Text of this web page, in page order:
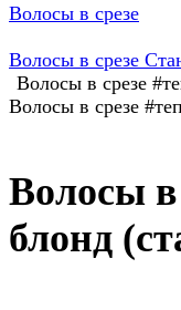
Волосы в срезе
Волосы в срезе
Волосы в срезе
Волосы в срезе
Волосы в
блонд